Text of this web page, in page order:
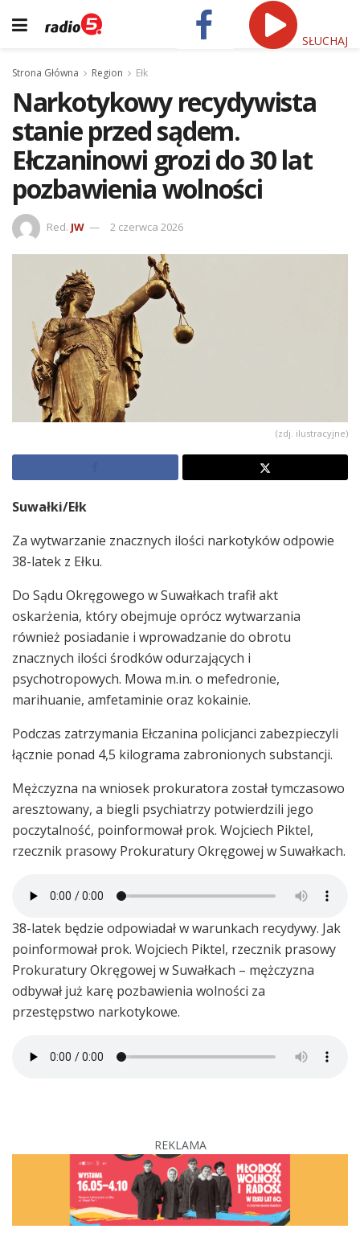
SŁUCHAJ
Strona Główna Region Ełk
Narkotykowy recydywista
stanie przed sądem.
Ełczaninowi grozi do 30 lat
pozbawienia wolności
Red. JW 2 czerwca 2026
(zdj. ilustracyjne)
Suwałki/Ełk
Za wytwarzanie znacznych ilości narkotyków odpowie
38-latek z Ełku.
Do Sądu Okręgowego w Suwałkach trafił akt
oskarżenia, który obejmuje oprócz wytwarzania
również posiadanie i wprowadzanie do obrotu
znacznych ilości środków odurzających i
psychotropowych. Mowa m.in. o mefedronie,
marihuanie, amfetaminie oraz kokainie.
Podczas zatrzymania Ełczanina policjanci zabezpieczyli
łącznie ponad 4,5 kilograma zabronionych substancji.
Mężczyzna na wniosek prokuratora został tymczasowo
aresztowany, a biegli psychiatrzy potwierdzili jego
poczytalność, poinformował prok. Wojciech Piktel,
rzecznik prasowy Prokuratury Okręgowej w Suwałkach.
38-latek będzie odpowiadał w warunkach recydywy. Jak
poinformował prok. Wojciech Piktel, rzecznik prasowy
Prokuratury Okręgowej w Suwałkach – mężczyzna
odbywał już karę pozbawienia wolności za
przestępstwo narkotykowe.
REKLAMA